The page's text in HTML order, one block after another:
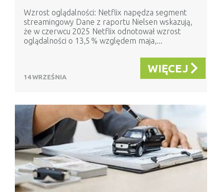
Wzrost oglądalności: Netflix napędza segment
streamingowy Dane z raportu Nielsen wskazują,
że w czerwcu 2025 Netflix odnotował wzrost
oglądalności o 13,5 % względem maja,...
14 WRZEŚNIA
WIĘCEJ